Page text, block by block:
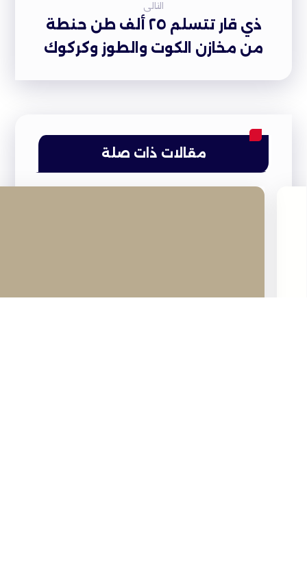
التالى
ذي قار تتسلم ٢٥ ألف طن حنطة
من مخازن الكوت والطوز وكركوك
مقالات ذات صلة